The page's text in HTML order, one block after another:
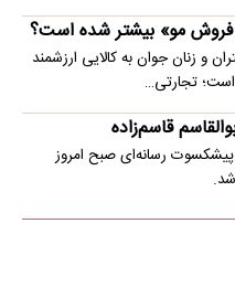
مو» بیشتر شده است؟
و زنان جوان به کالایی ارزشمند
است؛ تجارتی…
قاسم‌زاده
پیشکسوت رسانه‌ای صبح امروز